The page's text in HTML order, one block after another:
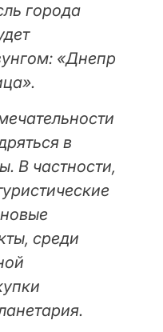
города
«Днепр
в
В частности,
среди